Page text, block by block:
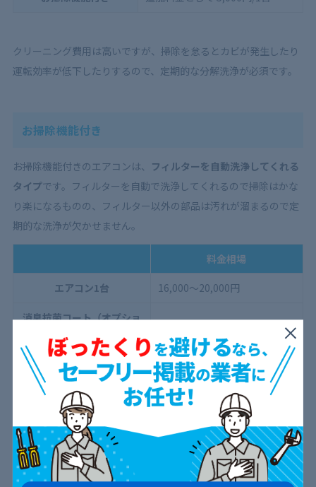
クリーニング費用は高いですが、掃除を怠るとカビが発生したり
運転効率が低下したりするので、定期的な分解洗浄が必須です。
お掃除機能付き
お掃除機能付きのエアコンは、
フィルターを自動洗浄してくれる
タイプです。フィルターを自動で洗浄してくれるので掃除はかな
り楽になるものの、フィルター以外の部品は汚れが溜まるので定
期的な洗浄が欠かせません。
料金相場
エアコン1台 16,000～20,000円
消臭抗菌コート（オプショ
2,000円/1台
室外機洗浄（オプション） 3,000円/1台
通常の壁掛け型に比べると構造が複雑な分、料金も少し高くなり
ます。2台目以降は割引プランを用意してくれる場合もあります
が、業者によって対応はそれぞれです。